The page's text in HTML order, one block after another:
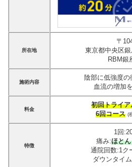
所在地
〒
東京都中央区
RBM銀
施術内容
陰部に低強度の
血流の増加
料金
初回トライア
6回コース (
特徴
1回
痛み:ほと
通院回数:1ク
ダウンタイ